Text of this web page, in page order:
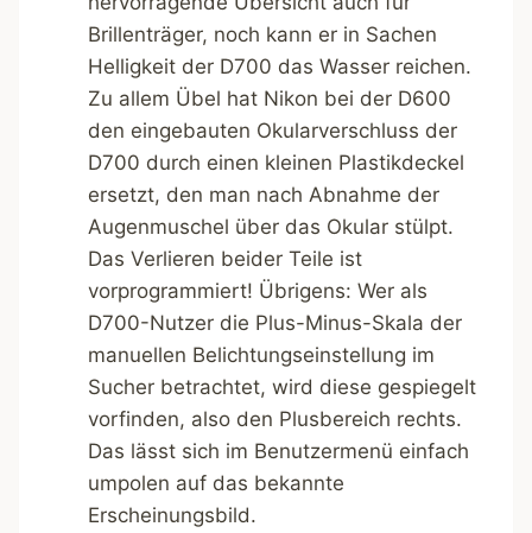
Brillenträger, noch kann er in Sachen
Helligkeit der D700 das Wasser reichen.
Zu allem Übel hat Nikon bei der D600
den eingebauten Okularverschluss der
D700 durch einen kleinen Plastikdeckel
ersetzt, den man nach Abnahme der
Augenmuschel über das Okular stülpt.
Das Verlieren beider Teile ist
vorprogrammiert! Übrigens: Wer als
D700-Nutzer die Plus-Minus-Skala der
manuellen Belichtungseinstellung im
Sucher betrachtet, wird diese gespiegelt
vorfinden, also den Plusbereich rechts.
Das lässt sich im Benutzermenü einfach
umpolen auf das bekannte
Erscheinungsbild.